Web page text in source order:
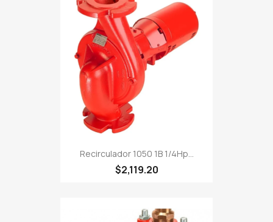
Recirculador 1050 1B 1/4Hp...
$2,119.20